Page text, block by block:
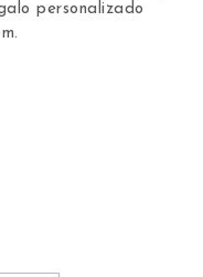
personalizado